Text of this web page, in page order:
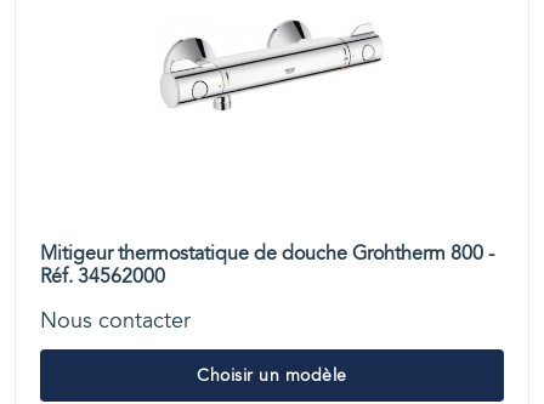
Mitigeur thermostatique de douche Grohtherm 800 -
Réf. 34562000
Nous contacter
Choisir un modèle